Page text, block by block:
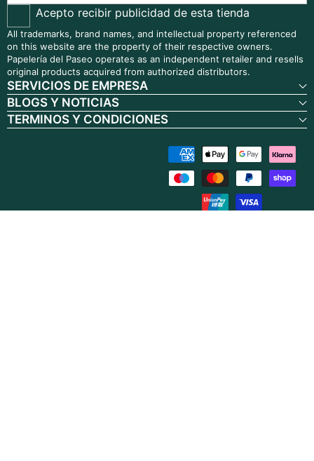
Email
Aquí
Acepto recibir publicidad de esta tienda
All trademarks, brand names, and intellectual property referenced
on this website are the property of their respective owners.
Papelería del Paseo operates as an independent retailer and resells
original products acquired from authorized distributors.
SERVICIOS DE EMPRESA
BLOGS Y NOTICIAS
TERMINOS Y CONDICIONES
Métodos
de
pago